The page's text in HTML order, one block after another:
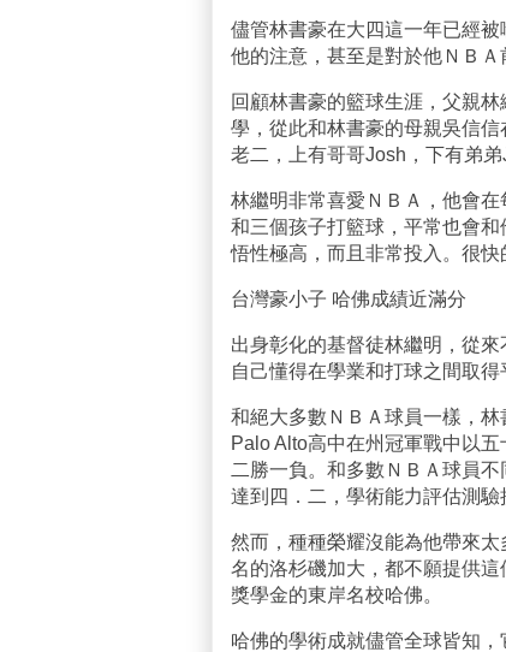
儘管林書豪在大四這一年已經
他的注意，甚至是對於他ＮＢＡ
回顧林書豪的籃球生涯，父親
學，從此和林書豪的母親吳信
老二，上有哥哥Josh，下有弟弟
林繼明非常喜愛ＮＢＡ，他會
和三個孩子打籃球，平常也會
悟性極高，而且非常投入。很快
台灣豪小子 哈佛成績近滿分
出身彰化的基督徒林繼明，從
自己懂得在學業和打球之間取得
和絕大多數ＮＢＡ球員一樣，
Palo Alto高中在州冠軍戰中以
二勝一負。和多數ＮＢＡ球員
達到四．二，學術能力評估測驗
然而，種種榮耀沒能為他帶來
名的洛杉磯加大，都不願提供
獎學金的東岸名校哈佛。
哈佛的學術成就儘管全球皆知